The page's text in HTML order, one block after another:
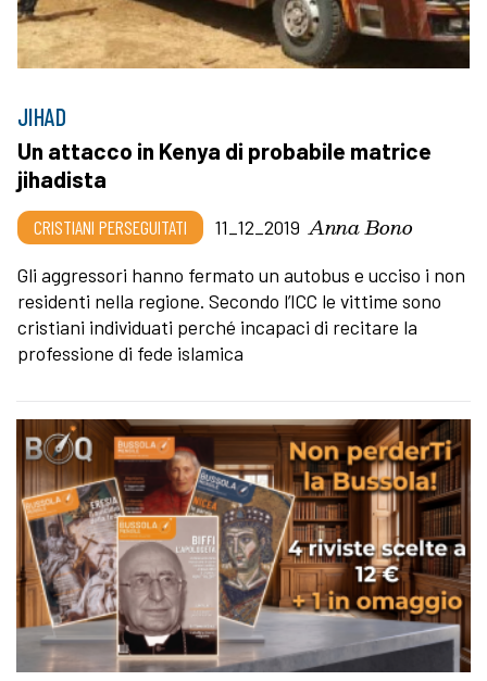
JIHAD
Un attacco in Kenya di probabile matrice
jihadista
CRISTIANI PERSEGUITATI 11_12_2019 Anna Bono
Gli aggressori hanno fermato un autobus e ucciso i non
residenti nella regione. Secondo l’ICC le vittime sono
cristiani individuati perché incapaci di recitare la
professione di fede islamica